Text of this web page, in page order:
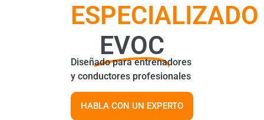
ESPECIALIZADO
EVOC
Diseñado para entrenadores
y conductores profesionales
HABLA CON UN EXPERTO